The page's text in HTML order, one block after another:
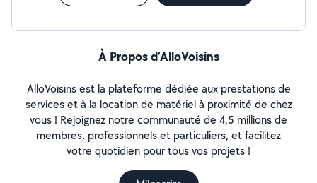
À Propos d’AlloVoisins
AlloVoisins est la plateforme dédiée aux prestations de
services et à la location de matériel à proximité de chez
vous ! Rejoignez notre communauté de 4,5 millions de
membres, professionnels et particuliers, et facilitez
votre quotidien pour tous vos projets !